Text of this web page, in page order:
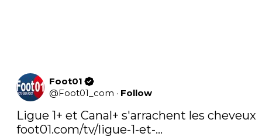
Foot01
@Foot01_com · Follow
foot01.com/tv/ligue-1-et-…